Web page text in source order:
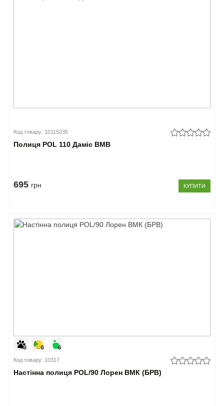
Код товару: 10115035
Полиця POL 110 Даміс ВМВ
695 грн КУПИТИ
Код товару: 10317
Настінна полиця POL/90 Лорен ВМК (БРВ)